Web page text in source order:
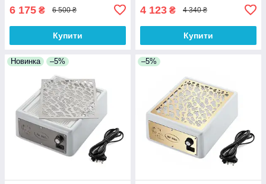
6 175 ₴ 6 500 ₴
Купити
4 123 ₴ 4 340 ₴
Купити
Новинка –5% –5%